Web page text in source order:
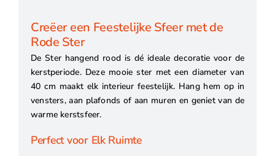
Creëer een Feestelijke Sfeer met de
Rode Ster
De Ster hangend rood is dé ideale decoratie voor de
kerstperiode. Deze mooie ster met een diameter van
40 cm maakt elk interieur feestelijk. Hang hem op in
vensters, aan plafonds of aan muren en geniet van de
warme kerstsfeer.
Perfect voor Elk Ruimte